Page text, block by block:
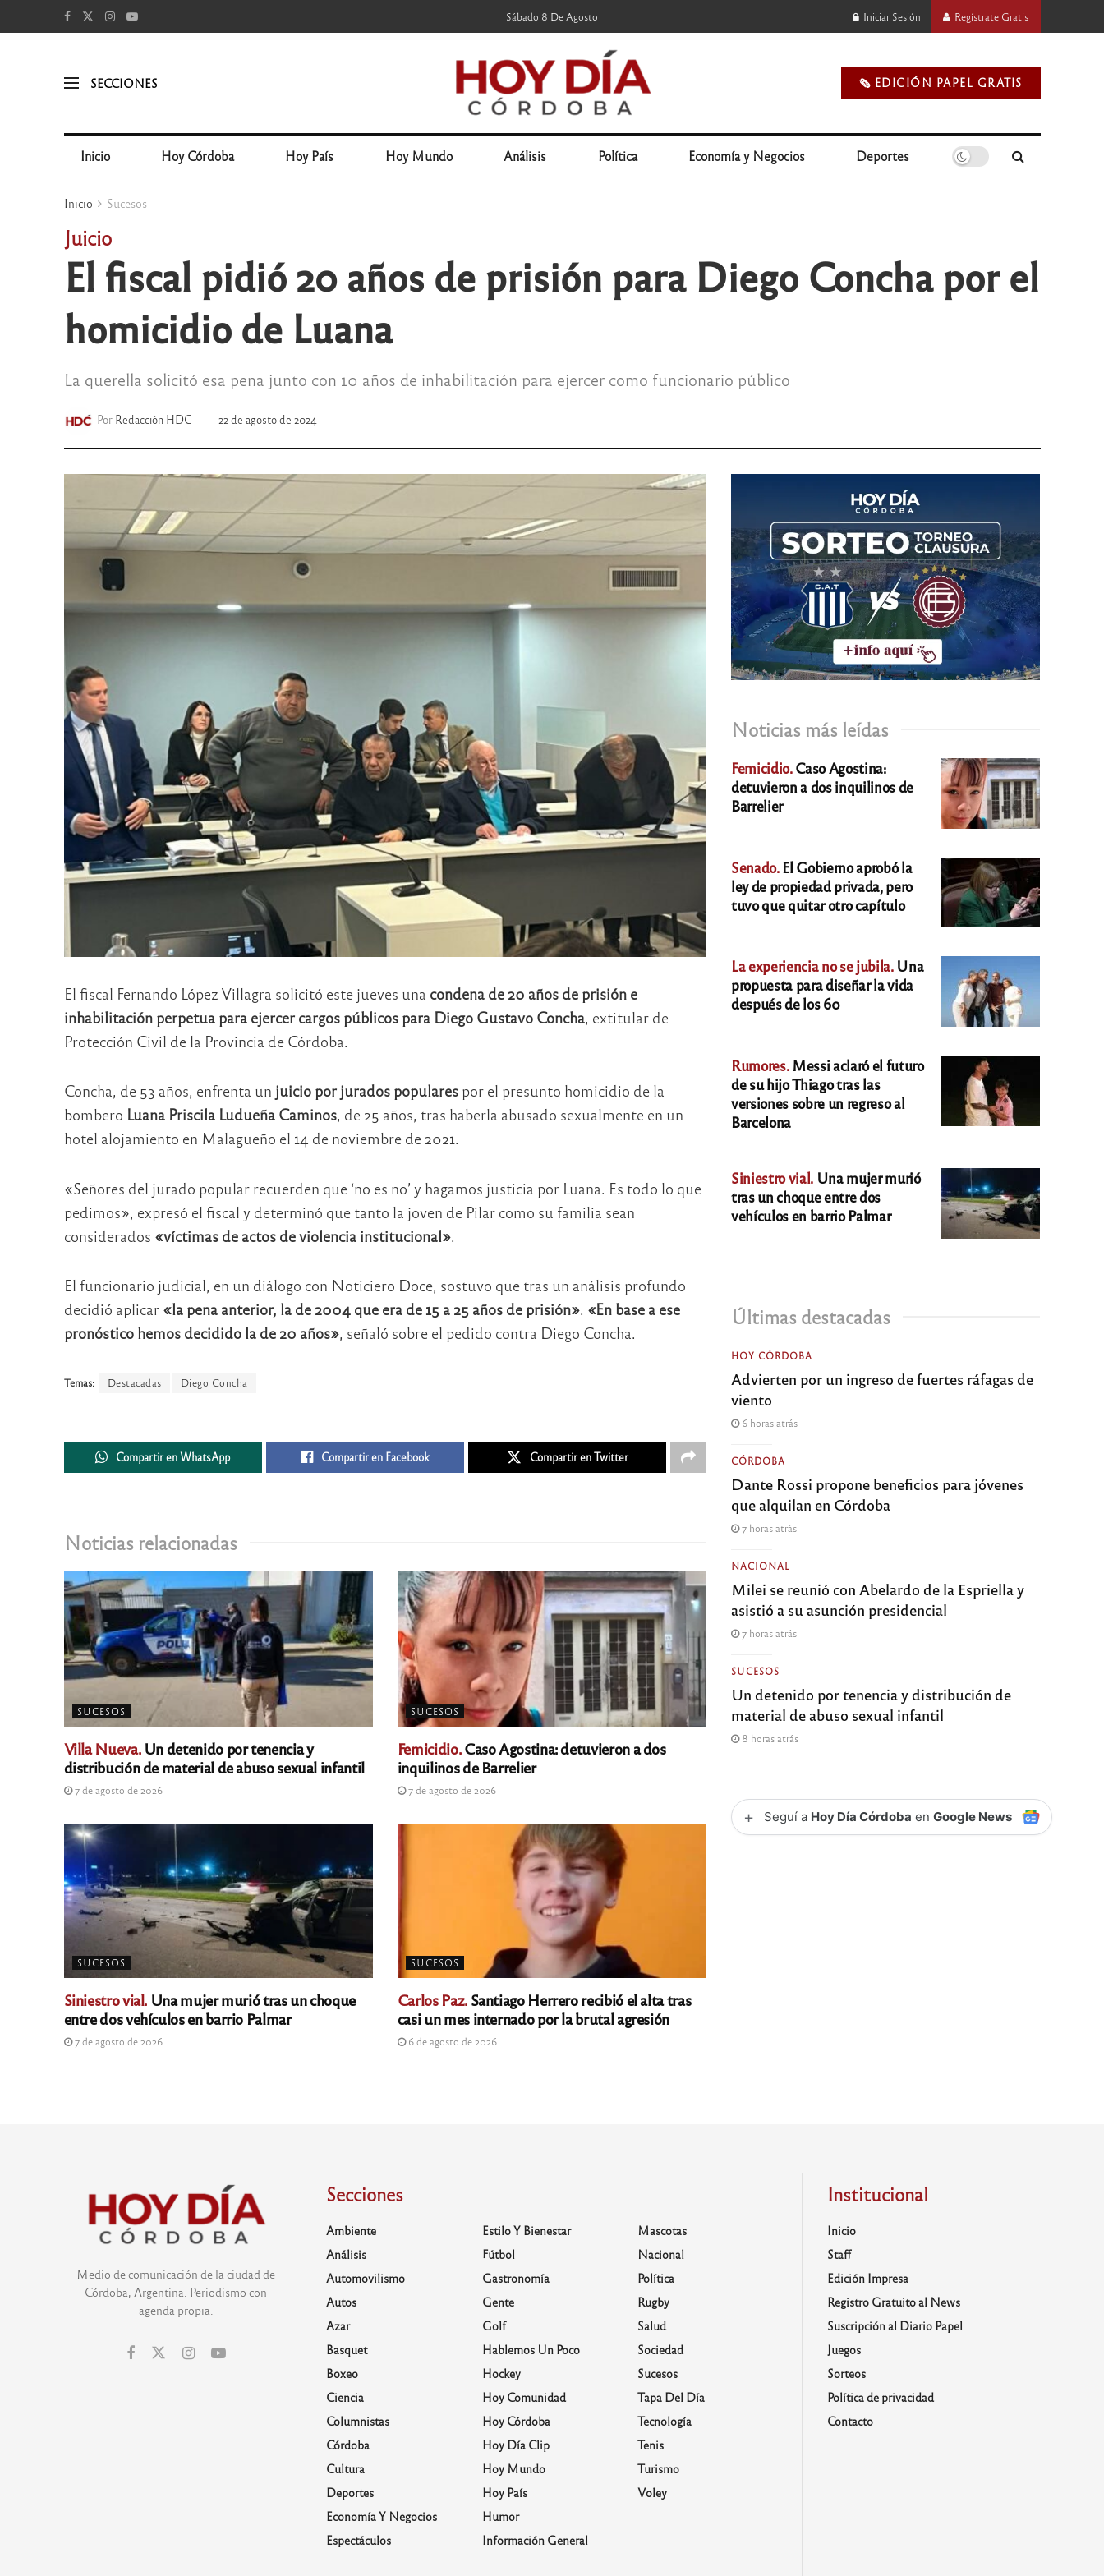
Sábado 8 De Agosto Iniciar Sesión Regístrate Gratis
SECCIONES 🗞️ EDICIÓN PAPEL GRATIS
Inicio Hoy Córdoba Hoy País Hoy Mundo Análisis Política Economía y Negocios Deportes
Inicio Sucesos
Juicio
El fiscal pidió 20 años de prisión para Diego Concha por el
homicidio de Luana
La querella solicitó esa pena junto con 10 años de inhabilitación para ejercer como funcionario público
Por Redacción HDC 22 de agosto de 2024
El fiscal Fernando López Villagra solicitó este jueves una condena de 20 años de prisión e
inhabilitación perpetua para ejercer cargos públicos para Diego Gustavo Concha, extitular de
Protección Civil de la Provincia de Córdoba.
Concha, de 53 años, enfrenta un juicio por jurados popularespor el presunto homicidio de la
bombero Luana Priscila Ludueña Caminos, de 25 años, tras haberla abusado sexualmente en un
hotel alojamiento en Malagueño el 14 de noviembre de 2021.
«Señores del jurado popular recuerden que ‘no es no’ y hagamos justicia por Luana. Es todo lo que
pedimos», expresó el fiscal y determinó que tanto la joven de Pilar como su familia sean
considerados «víctimas de actos de violencia institucional».
El funcionario judicial, en un diálogo con Noticiero Doce, sostuvo que tras un análisis profundo
decidió aplicar «la pena anterior, la de 2004 que era de 15 a 25 años de prisión». «En base a ese
pronóstico hemos decidido la de 20 años», señaló sobre el pedido contra Diego Concha.
Temas: Destacadas Diego Concha
Compartir en WhatsApp Compartir en Facebook Compartir en Twitter
Noticias relacionadas
SUCESOS
Villa Nueva.Un detenido por tenencia y
distribución de material de abuso sexual infantil
7 de agosto de 2026
SUCESOS
Femicidio.Caso Agostina: detuvieron a dos
inquilinos de Barrelier
7 de agosto de 2026
SUCESOS
Siniestro vial. Una mujer murió tras un choque
entre dos vehículos en barrio Palmar
7 de agosto de 2026
SUCESOS
Carlos Paz.Santiago Herrero recibió el alta tras
casi un mes internado por la brutal agresión
6 de agosto de 2026
Noticias más leídas
Femicidio.Caso Agostina:
detuvieron a dos inquilinos de
Barrelier
Senado.El Gobierno aprobó la
ley de propiedad privada, pero
tuvo que quitar otro capítulo
La experiencia no se jubila.Una
propuesta para diseñar la vida
después de los 60
Rumores.Messi aclaró el futuro
de su hijo Thiago tras las
versiones sobre un regreso al
Barcelona
Siniestro vial. Una mujer murió
tras un choque entre dos
vehículos en barrio Palmar
Últimas destacadas
HOY CÓRDOBA
Advierten por un ingreso de fuertes ráfagas de
viento
6 horas atrás
CÓRDOBA
Dante Rossi propone beneficios para jóvenes
que alquilan en Córdoba
7 horas atrás
NACIONAL
Milei se reunió con Abelardo de la Espriella y
asistió a su asunción presidencial
7 horas atrás
SUCESOS
Un detenido por tenencia y distribución de
material de abuso sexual infantil
8 horas atrás
+ Seguí a Hoy Día Córdoba enGoogle News
Medio de comunicación de la ciudad de
Córdoba, Argentina. Periodismo con
agenda propia.
Secciones
Ambiente
Análisis
Automovilismo
Autos
Azar
Basquet
Boxeo
Ciencia
Columnistas
Córdoba
Cultura
Deportes
Economía Y Negocios
Espectáculos
Estilo Y Bienestar
Fútbol
Gastronomía
Gente
Golf
Hablemos Un Poco
Hockey
Hoy Comunidad
Hoy Córdoba
Hoy Día Clip
Hoy Mundo
Hoy País
Humor
Información General
Mascotas
Nacional
Política
Rugby
Salud
Sociedad
Sucesos
Tapa Del Día
Tecnología
Tenis
Turismo
Voley
Institucional
Inicio
Staff
Edición Impresa
Registro Gratuito al News
Suscripción al Diario Papel
Juegos
Sorteos
Política de privacidad
Contacto